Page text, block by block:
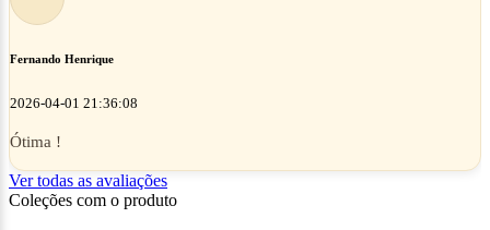
Fernando Henrique
2026-04-01 21:36:08
Ótima !
Ver todas as avaliações
Coleções com o produto